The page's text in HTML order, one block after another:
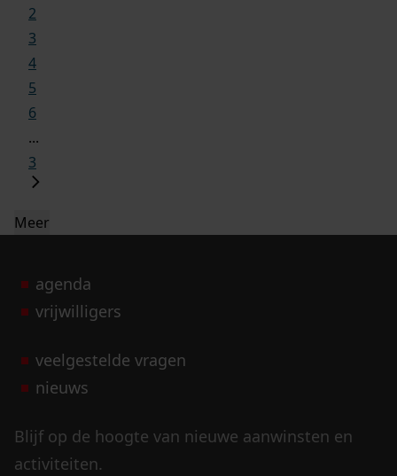
2
3
4
5
6
...
3
Meer
agenda
vrijwilligers
veelgestelde vragen
nieuws
Blijf op de hoogte van nieuwe aanwinsten en
activiteiten.